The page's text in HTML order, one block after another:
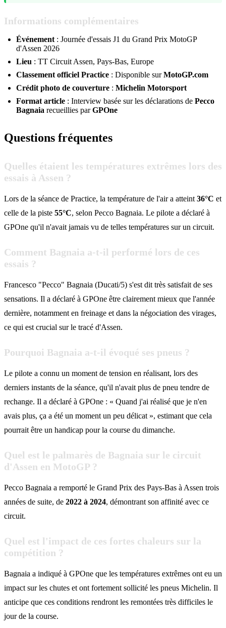
Informations complémentaires
Événement : Journée d'essais J1 du Grand Prix MotoGP
d'Assen 2026
Lieu : TT Circuit Assen, Pays-Bas, Europe
Classement officiel Practice : Disponible surMotoGP.com
Crédit photo de couverture : Michelin Motorsport
Format article : Interview basée sur les déclarations de Pecco
Bagnaia recueillies parGPOne
Questions fréquentes
Quelles étaient les températures extrêmes lors des
essais à Assen ?
Lors de la séance de Practice, la température de l'air a atteint 36°C et
celle de la piste 55°C, selon Pecco Bagnaia. Le pilote a déclaré à
GPOne qu'il n'avait jamais vu de telles températures sur un circuit.
Comment Bagnaia a-t-il performé lors de ces
essais ?
Francesco "Pecco" Bagnaia (Ducati/5) s'est dit très satisfait de ses
sensations. Il a déclaré à GPOne être clairement mieux que l'année
dernière, notamment en freinage et dans la négociation des virages,
ce qui est crucial sur le tracé d'Assen.
Pourquoi Bagnaia a-t-il évoqué ses pneus ?
Le pilote a connu un moment de tension en réalisant, lors des
derniers instants de la séance, qu'il n'avait plus de pneu tendre de
rechange. Il a déclaré à GPOne : « Quand j'ai réalisé que je n'en
avais plus, ça a été un moment un peu délicat », estimant que cela
pourrait être un handicap pour la course du dimanche.
Quel est le palmarès de Bagnaia sur le circuit
d'Assen en MotoGP ?
Pecco Bagnaia a remporté le Grand Prix des Pays-Bas à Assen trois
années de suite, de 2022 à 2024, démontrant son affinité avec ce
circuit.
Quel est l'impact de ces fortes chaleurs sur la
compétition ?
Bagnaia a indiqué à GPOne que les températures extrêmes ont eu un
impact sur les chutes et ont fortement sollicité les pneus Michelin. Il
anticipe que ces conditions rendront les remontées très difficiles le
jour de la course.